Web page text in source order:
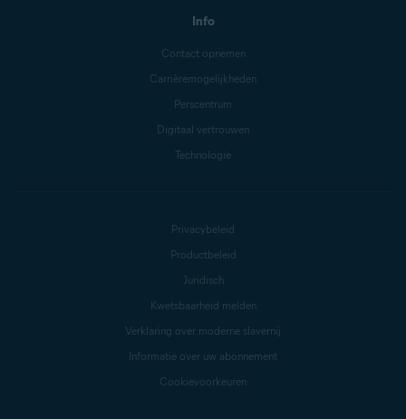
Info
Contact opnemen
Carrièremogelijkheden
Perscentrum
Digitaal vertrouwen
Technologie
Privacybeleid
Productbeleid
Juridisch
Kwetsbaarheid melden
Verklaring over moderne slavernij
Informatie over uw abonnement
Cookievoorkeuren